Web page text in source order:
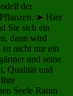
der
➤ Hier
Sie sich ein
dann wird
ist nicht nur ein
und seine
Qualität und
Seele Raum